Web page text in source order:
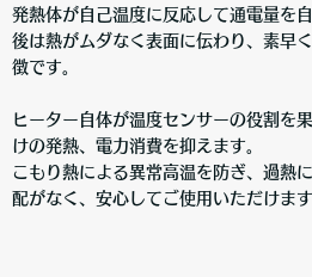
発熱体が自己温度に反応して通電量を
後は熱がムダなく表面に伝わり、素早
徴です。
ヒーター自体が温度センサーの役割を
けの発熱、電力消費を抑えます。
こもり熱による異常高温を防ぎ、過熱
配がなく、安心してご使用いただけます